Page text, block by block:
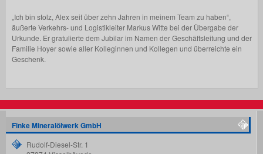
„Ich bin stolz, Alex seit über zehn Jahren in meinem Team zu haben“,
äußerte Verkehrs- und Logistikleiter Markus Witte bei der Übergabe der
Urkunde. Er gratulierte dem Jubilar im Namen der Geschäftsleitung und der
Familie Hoyer sowie aller Kolleginnen und Kollegen und überreichte ein
Geschenk.
Finke Mineralölwerk GmbH
Rudolf-Diesel-Str. 1